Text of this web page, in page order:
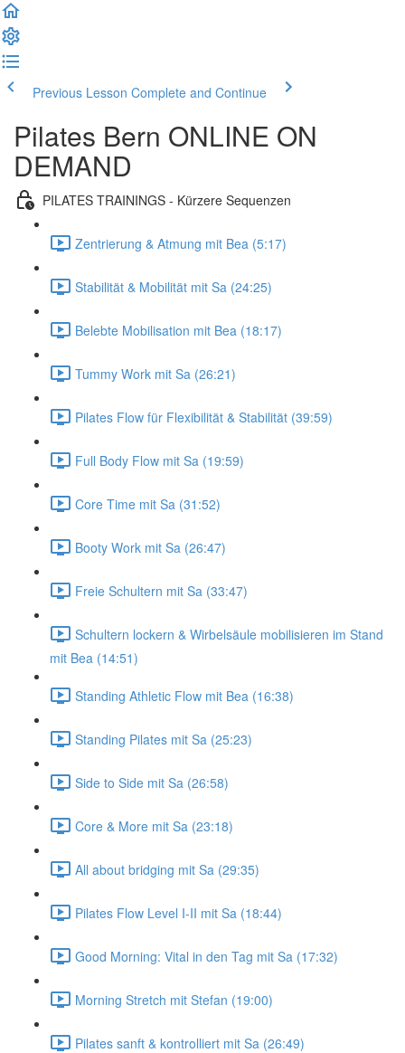
Previous Lesson Complete and Continue
Pilates Bern ONLINE ON
DEMAND
PILATES TRAININGS - Kürzere Sequenzen
Zentrierung & Atmung mit Bea (5:17)
Stabilität & Mobilität mit Sa (24:25)
Belebte Mobilisation mit Bea (18:17)
Tummy Work mit Sa (26:21)
Pilates Flow für Flexibilität & Stabilität (39:59)
Full Body Flow mit Sa (19:59)
Core Time mit Sa (31:52)
Booty Work mit Sa (26:47)
Freie Schultern mit Sa (33:47)
Schultern lockern & Wirbelsäule mobilisieren im Stand
mit Bea (14:51)
Standing Athletic Flow mit Bea (16:38)
Standing Pilates mit Sa (25:23)
Side to Side mit Sa (26:58)
Core & More mit Sa (23:18)
All about bridging mit Sa (29:35)
Pilates Flow Level I-II mit Sa (18:44)
Good Morning: Vital in den Tag mit Sa (17:32)
Morning Stretch mit Stefan (19:00)
Pilates sanft & kontrolliert mit Sa (26:49)